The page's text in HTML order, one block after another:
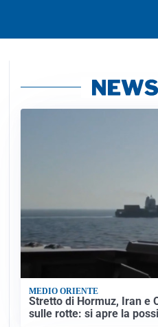
MEDIO ORIENTE
Stretto di Hormuz, Iran e
sulle rotte: si apre la